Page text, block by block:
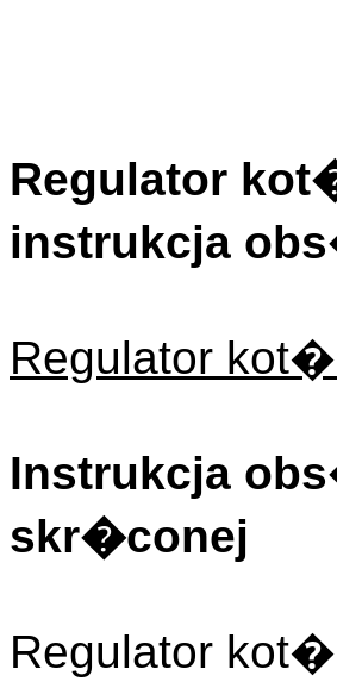
Regulator
instrukcja
Regulator
Instrukcja
skr�conej
Regulator